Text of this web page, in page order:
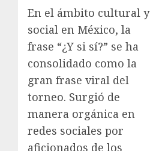
En el ámbito cultural y
social en México, la
frase “¿Y si sí?” se ha
consolidado como la
gran frase viral del
torneo. Surgió de
manera orgánica en
redes sociales por
aficionados de los